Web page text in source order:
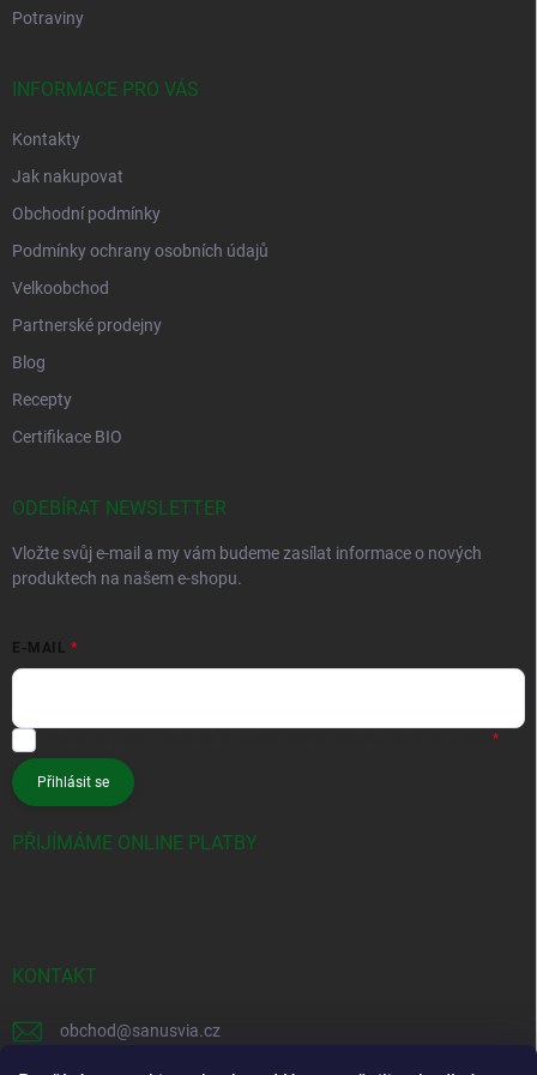
Potraviny
INFORMACE PRO VÁS
Kontakty
Jak nakupovat
Obchodní podmínky
Podmínky ochrany osobních údajů
Velkoobchod
Partnerské prodejny
Blog
Recepty
Certifikace BIO
ODEBÍRAT NEWSLETTER
Vložte svůj e-mail a my vám budeme zasílat informace o nových
produktech na našem e-shopu.
E-MAIL
Přihlásit se
PŘIJÍMÁME ONLINE PLATBY
KONTAKT
obchod@sanusvia.cz